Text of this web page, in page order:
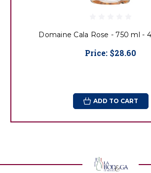
Domaine Cala Rose - 750 ml -
Price: $28.60
ADD TO CART